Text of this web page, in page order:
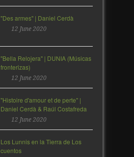
"Des armes" | Daniel Cerdà
12 June 2020
"Bella Relojera" | DUNIA (Músicas
fronterizas)
12 June 2020
"Histoire d'amour et de perte" |
Daniel Cerdà & Raúl Costafreda
12 June 2020
Los Lunnis en la Tierra de Los
cuentos